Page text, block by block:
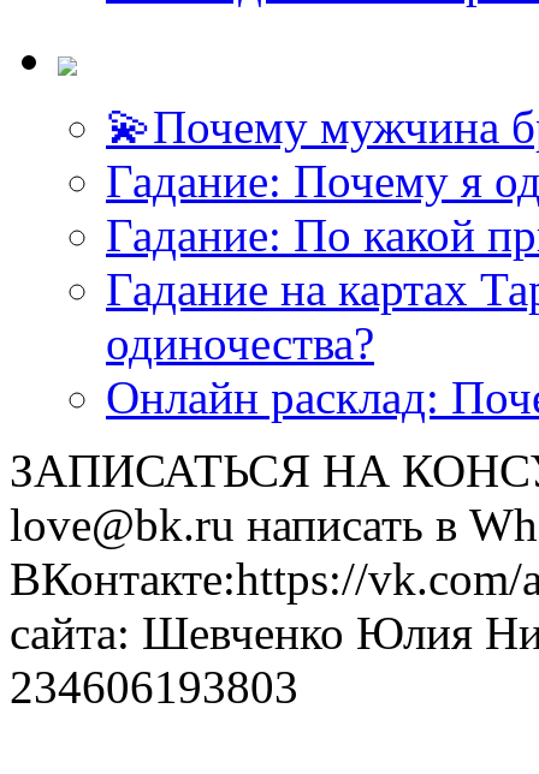
💫Почему мужчина
Гадание: Почему я
Гадание: По какой
Гадание на картах
одиночества?
Онлайн расклад:
ЗАПИСАТЬСЯ НА
love@bk.ru написать в
ВКонтакте:https://
сайта: Шевченко Юлия
234606193803